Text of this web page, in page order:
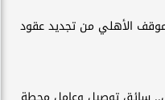
الأهلي من تجديد عقود